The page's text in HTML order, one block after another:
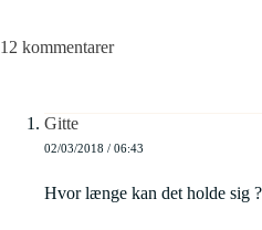
12 kommentarer
Gitte
02/03/2018 / 06:43
Hvor længe kan det holde sig ?